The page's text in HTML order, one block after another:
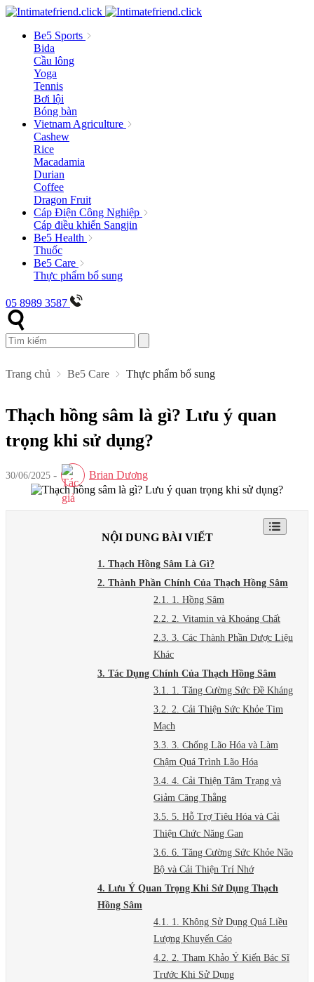
Be5 Sports
Bida
Cầu lông
Yoga
Tennis
Bơi lội
Bóng bàn
Vietnam Agriculture
Cashew
Rice
Macadamia
Durian
Coffee
Dragon Fruit
Cáp Điện Công Nghiệp
Cáp điều khiển Sangjin
Be5 Health
Thuốc
Be5 Care
Thực phẩm bổ sung
05 8989 3587
Trang chủ Be5 Care Thực phẩm bổ sung
Thạch hồng sâm là gì? Lưu ý quan
trọng khi sử dụng?
30/06/2025 - Brian Dương
NỘI DUNG BÀI VIẾT
1. Thạch Hồng Sâm Là Gì?
2. Thành Phần Chính Của Thạch Hồng Sâm
2.1. 1. Hồng Sâm
2.2. 2. Vitamin và Khoáng Chất
2.3. 3. Các Thành Phần Dược Liệu
Khác
3. Tác Dụng Chính Của Thạch Hồng Sâm
3.1. 1. Tăng Cường Sức Đề Kháng
3.2. 2. Cải Thiện Sức Khỏe Tim
Mạch
3.3. 3. Chống Lão Hóa và Làm
Chậm Quá Trình Lão Hóa
3.4. 4. Cải Thiện Tâm Trạng và
Giảm Căng Thẳng
3.5. 5. Hỗ Trợ Tiêu Hóa và Cải
Thiện Chức Năng Gan
3.6. 6. Tăng Cường Sức Khỏe Não
Bộ và Cải Thiện Trí Nhớ
4. Lưu Ý Quan Trọng Khi Sử Dụng Thạch
Hồng Sâm
4.1. 1. Không Sử Dụng Quá Liều
Lượng Khuyến Cáo
4.2. 2. Tham Khảo Ý Kiến Bác Sĩ
Trước Khi Sử Dụng